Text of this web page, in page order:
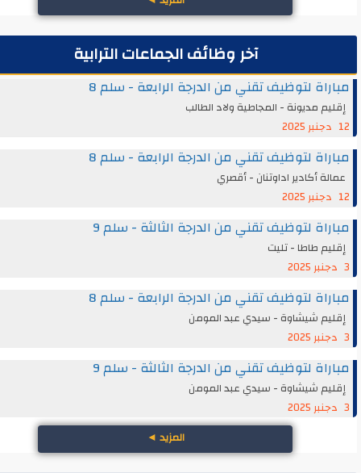
آخر وظائف الجماعات الترابية
لتوظيف تقني من الدرجة الرابعة - سلم 8
مديونة - المجاطية ولاد الطالب
لتوظيف تقني من الدرجة الرابعة - سلم 8
أكادير اداوتنان - أقصري
لتوظيف تقني من الدرجة الثالثة - سلم 9
طاطا - تليت
لتوظيف تقني من الدرجة الرابعة - سلم 8
شيشاوة - سيدي عبد المومن
لتوظيف تقني من الدرجة الثالثة - سلم 9
شيشاوة - سيدي عبد المومن
◄